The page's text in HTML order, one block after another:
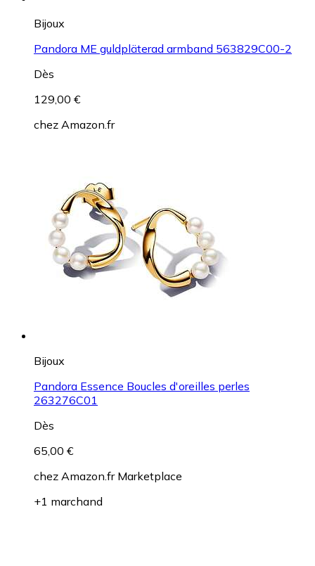
Bijoux
Pandora ME guldpläterad armband 563829C00-2
Dès
129,00 €
chez Amazon.fr
Bijoux
Pandora Essence Boucles d'oreilles perles
263276C01
Dès
65,00 €
chez Amazon.fr Marketplace
+1 marchand